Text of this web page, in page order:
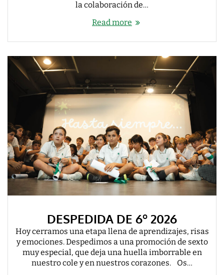
la colaboración de…
Read more
DESPEDIDA DE 6º 2026
Hoy cerramos una etapa llena de aprendizajes, risas
y emociones. Despedimos a una promoción de sexto
muy especial, que deja una huella imborrable en
nuestro cole y en nuestros corazones. Os…